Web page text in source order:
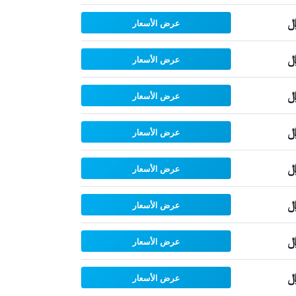
عرض الأسعار
عرض الأسعار
عرض الأسعار
عرض الأسعار
عرض الأسعار
عرض الأسعار
عرض الأسعار
عرض الأسعار